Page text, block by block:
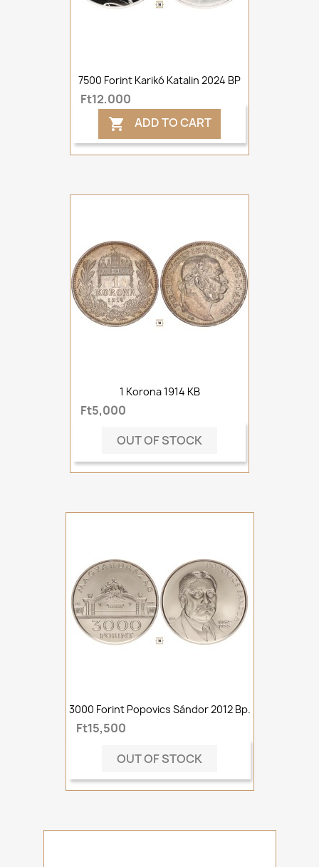
7500 Forint Karikó Katalin 2024 BP
Ft12,000
 ADD TO CART
1 Korona 1914 KB
Ft5,000
OUT OF STOCK
3000 Forint Popovics Sándor 2012 Bp.
Ft15,500
OUT OF STOCK